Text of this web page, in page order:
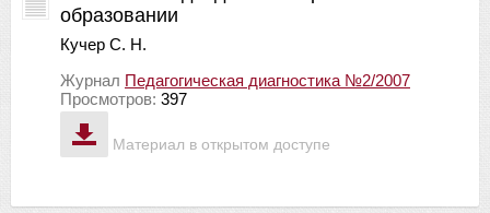
Материал в открытом доступе
образовании
Кучер С. Н.
Журнал Педагогическая диагностика №2/2007
Просмотров: 397